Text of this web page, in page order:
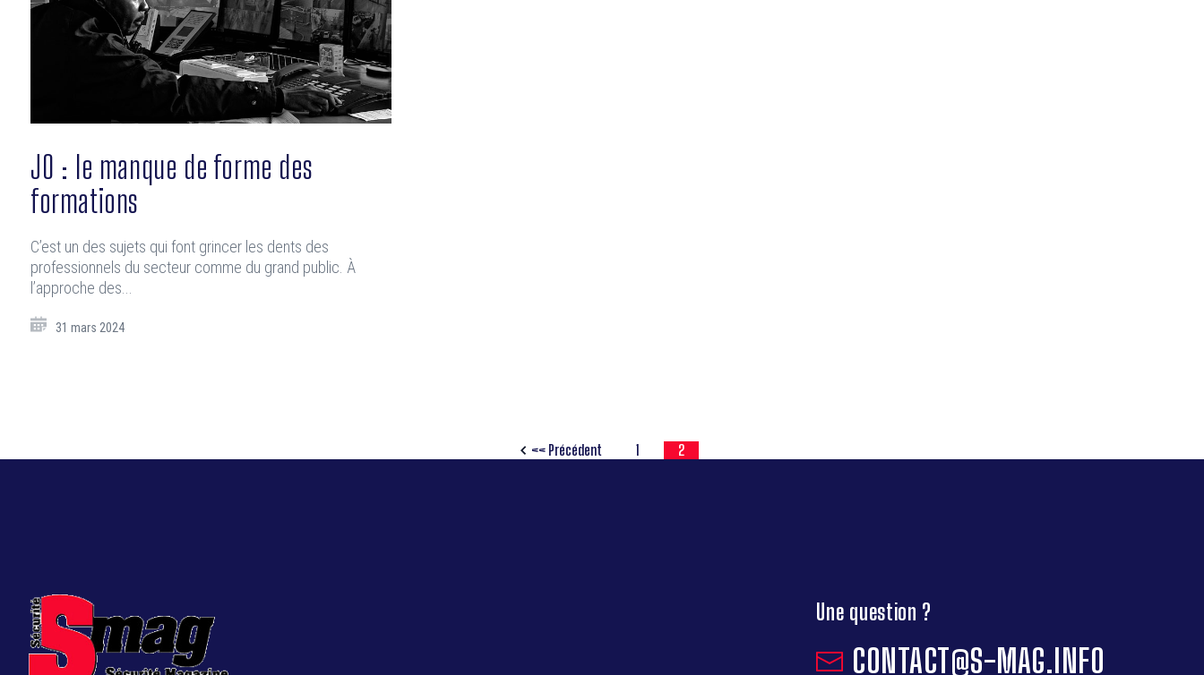
JO : le manque de forme des
formations
C’est un des sujets qui font grincer les dents des
professionnels du secteur comme du grand public. À
l’approche des...
31 mars 2024
<< Précédent 1 2
Une question ?
CONTACT@S-MAG.INFO